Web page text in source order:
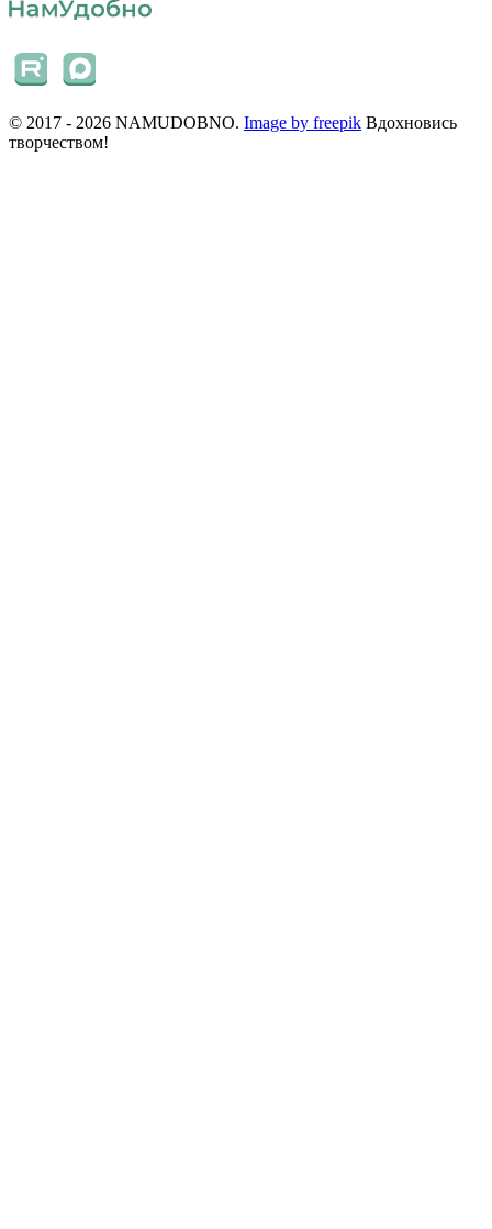
© 2017 - 2026 NAMUDOBNO. Image by freepik Вдохновись
творчеством!